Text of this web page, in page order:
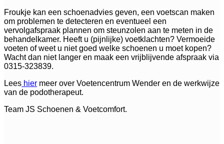
Froukje kan een schoenadvies geven, een voetscan maken
om problemen te detecteren en eventueel een
vervolgafspraak plannen om steunzolen aan te meten in de
behandelkamer. Heeft u (pijnlijke) voetklachten? Vermoeide
voeten of weet u niet goed welke schoenen u moet kopen?
Wacht dan niet langer en maak een vrijblijvende afspraak via
0315-323839.
Lees hier meer over Voetencentrum Wender en de werkwijze
van de podotherapeut.
Team JS Schoenen & Voetcomfort.